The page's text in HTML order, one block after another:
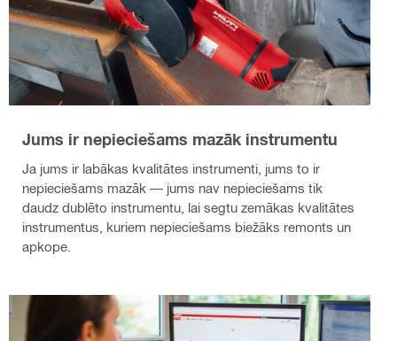
Jums ir nepieciešams mazāk instrumentu
Ja jums ir labākas kvalitātes instrumenti, jums to ir
nepieciešams mazāk — jums nav nepieciešams tik
daudz dublēto instrumentu, lai segtu zemākas kvalitātes
instrumentus, kuriem nepieciešams biežāks remonts un
apkope.